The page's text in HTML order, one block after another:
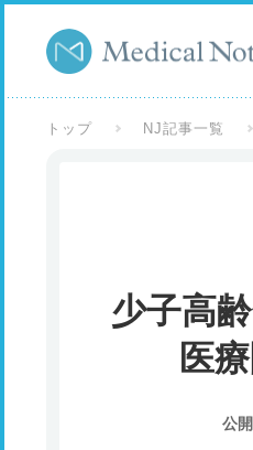
トップ NJ記事一覧
少子高
医
公